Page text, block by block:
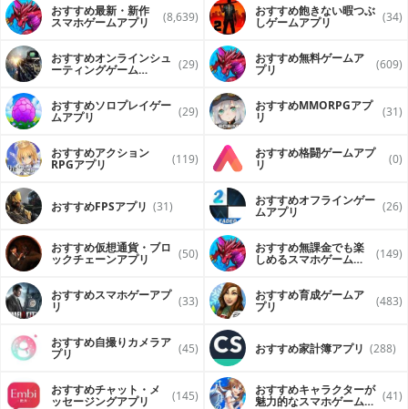
おすすめ最新・新作
スマホゲームアプリ (8,639) おすすめ飽きない暇つぶ
しゲームアプリ (34)
おすすめオンラインシュ
ーティングゲーム (29) おすすめ無料ゲームア
プリ (609)
おすすめソロプレイゲー
ムアプリ (29) おすすめ MMORPGアプ
リ (31)
おすすめアクション
RPGアプリ (119) おすすめ格闘ゲームアプ
リ (0)
おすすめFPSアプリ (31) おすすめオフラインゲー
ムアプリ (26)
おすすめ仮想通貨・ブロ
ックチェーンアプリ (50) おすすめ無課金でも楽
しめるスマホゲームア (149)
おすすめスマホゲーアプ
リ (33) おすすめ育成ゲームア
プリ (483)
おすすめ自撮りカメラア
プリ (45) おすすめ家計簿アプリ (288)
おすすめチャット・メ
ッセージングアプリ (145) おすすめキャラクターが
魅力的なスマホゲームア (41)